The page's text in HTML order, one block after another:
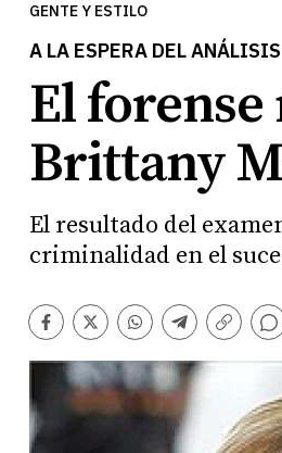
GENTE Y ESTILO
A LA ESPERA DEL
El
Brittany
El resultado del
criminalidad en el
Facebook
TwitterWhatsapp
Telegram
Copiar
enlace
Comentarios